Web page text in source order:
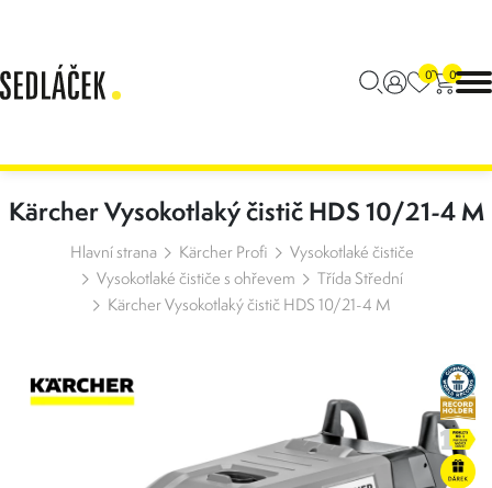
0 0
Kärcher Vysokotlaký čistič HDS 10/21-4 M
Hlavní strana Kärcher Profi
Vysokotlaké čističe
Vysokotlaké čističe s ohřevem
Třída Střední
Kärcher Vysokotlaký čistič HDS 10/21-4 M